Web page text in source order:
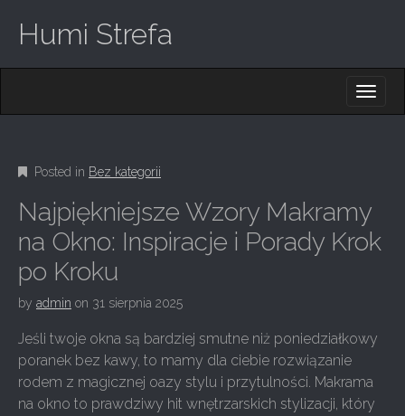
Humi Strefa
M
E
N
U
C
N
E
N
T
Posted in Bez kategorii
Najpiękniejsze Wzory Makramy
na Okno: Inspiracje i Porady Krok
po Kroku
by admin on 31 sierpnia 2025
Jeśli twoje okna są bardziej smutne niż poniedziałkowy
poranek bez kawy, to mamy dla ciebie rozwiązanie
rodem z magicznej oazy stylu i przytulności. Makrama
na okno to prawdziwy hit wnętrzarskich stylizacji, który